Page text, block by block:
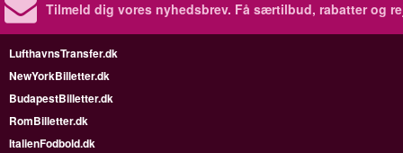
Tilmeld dig vores nyhedsbrev. Få særtilbud, rabatter og
LufthavnsTransfer.dk
NewYorkBilletter.dk
BudapestBilletter.dk
RomBilletter.dk
ItalienFodbold.dk